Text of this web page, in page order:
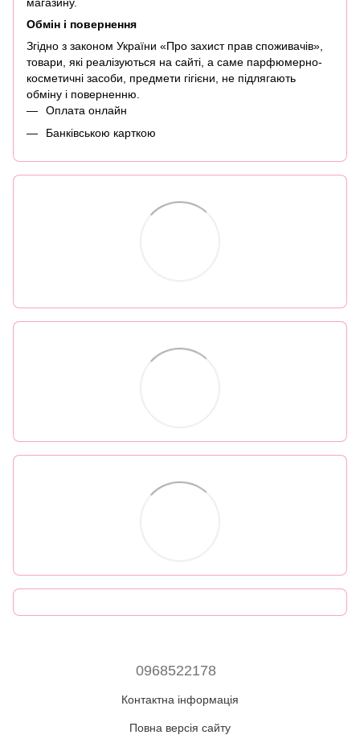
Обмін і повернення
Згідно з законом України «Про захист прав споживачів»,
товари, які реалізуються на сайті, а саме парфюмерно-
косметичні засоби, предмети гігієни, не підлягають
обміну і поверненню.
Оплата онлайн
Банківською карткою
0968522178
Контактна інформація
Повна версія сайту